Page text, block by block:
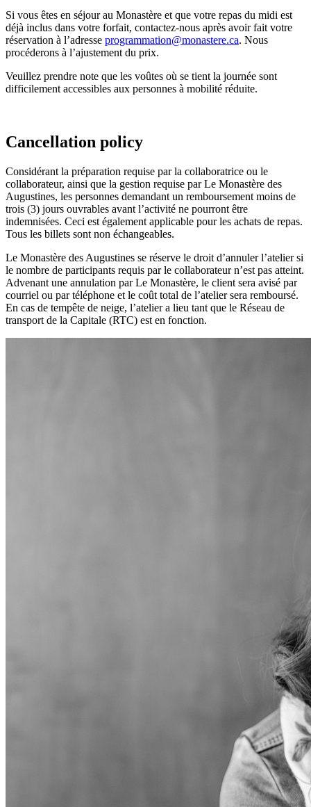
Si vous êtes en séjour au Monastère et que votre repas du midi est
déjà inclus dans votre forfait, contactez-nous après avoir fait votre
réservation à l’adresse programmation@monastere.ca. Nous
procéderons à l’ajustement du prix.
Veuillez prendre note que les voûtes où se tient la journée sont
difficilement accessibles aux personnes à mobilité réduite.
Cancellation policy
Considérant la préparation requise par la collaboratrice ou le
collaborateur, ainsi que la gestion requise par Le Monastère des
Augustines, les personnes demandant un remboursement moins de
trois (3) jours ouvrables avant l’activité ne pourront être
indemnisées. Ceci est également applicable pour les achats de repas.
Tous les billets sont non échangeables.
Le Monastère des Augustines se réserve le droit d’annuler l’atelier si
le nombre de participants requis par le collaborateur n’est pas atteint.
Advenant une annulation par Le Monastère, le client sera avisé par
courriel ou par téléphone et le coût total de l’atelier sera remboursé.
En cas de tempête de neige, l’atelier a lieu tant que le Réseau de
transport de la Capitale (RTC) est en fonction.